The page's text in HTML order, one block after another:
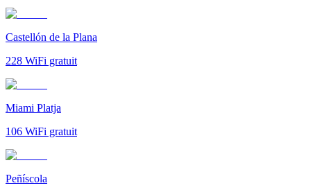
Castellón de la Plana
228 WiFi gratuit
Miami Platja
106 WiFi gratuit
Peñíscola